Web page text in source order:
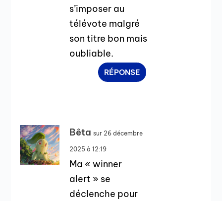
s’imposer au
télévote malgré
son titre bon mais
oubliable.
RÉPONSE
Bêta sur 26 décembre
2025 à 12:19
Ma « winner
alert » se
déclenche pour